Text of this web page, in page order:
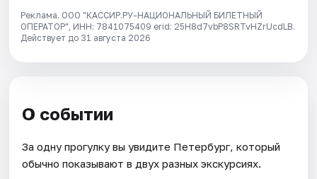
Реклама. ООО "КАССИР.РУ-НАЦИОНАЛЬНЫЙ БИЛЕТНЫЙ
ОПЕРАТОР", ИНН: 7841075409 erid: 25H8d7vbP8SRTvHZrUcdLB.
Действует до 31 августа 2026
О событии
За одну прогулку вы увидите Петербург, который
обычно показывают в двух разных экскурсиях.